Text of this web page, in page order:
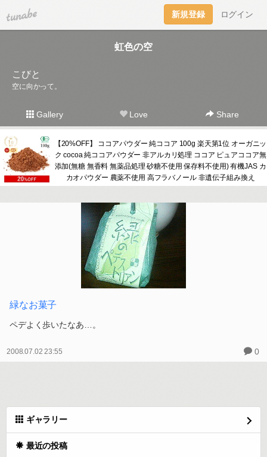
tuna.be 新規登録 ログイン
虹色の空
こびと
空に向かって。
Gallery Love Share
【20%OFF】 ココアパウダー 純ココア 100g 楽天第1位 オーガニッ
ク cocoa 純ココアパウダー 非アルカリ処理 ココア ピュアココア無
添加(無糖 無香料 無薬品処理 砂糖不使用 保存料不使用) 有機JAS カ
カオパウダー 農薬不使用 高フラバノール 非遺伝子組み換え
緑なお菓子
ペデよく歩いたなあ…。
2008.07.02 23:55 0
ギャラリー
最近の投稿